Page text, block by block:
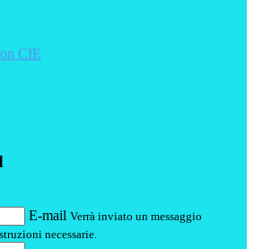
CIE
E-mail Verrà inviato un messaggio
necessarie.